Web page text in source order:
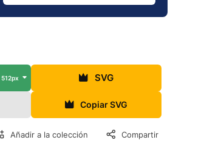
512px SVG
Copiar SVG
Añadir a la colección Compartir